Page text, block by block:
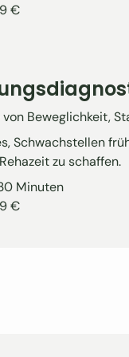
€
Beweglichkeit,
Schwachstellen
zu schaffen.
Minuten
€